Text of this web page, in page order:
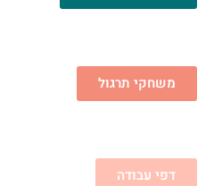
משחקי תרגול
דפי עבודה